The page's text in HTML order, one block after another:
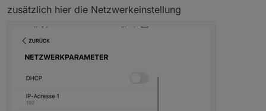
zusätzlich hier die Netzwerkeinstellung